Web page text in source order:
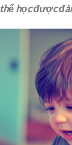
học được